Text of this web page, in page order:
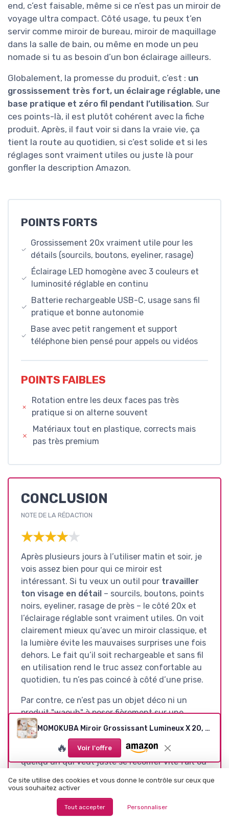
end, c’est faisable, même si ce n’est pas un miroir de
voyage ultra compact. Côté usage, tu peux t’en
servir comme miroir de bureau, miroir de maquillage
dans la salle de bain, ou même en mode un peu
nomade si tu as besoin d’un bon éclairage ailleurs.
Globalement, la promesse du produit, c’est : un
grossissement très fort, un éclairage réglable, une
base pratique et zéro fil pendant l’utilisation. Sur
ces points-là, il est plutôt cohérent avec la fiche
produit. Après, il faut voir si dans la vraie vie, ça
tient la route au quotidien, si c’est solide et si les
réglages sont vraiment utiles ou juste là pour
gonfler la description Amazon.
POINTS FORTS
Grossissement 20x vraiment utile pour les
détails (sourcils, boutons, eyeliner, rasage)
Éclairage LED homogène avec 3 couleurs et
luminosité réglable en continu
Batterie rechargeable USB-C, usage sans fil
pratique et bonne autonomie
Base avec petit rangement et support
téléphone bien pensé pour appels ou vidéos
POINTS FAIBLES
Rotation entre les deux faces pas très
pratique si on alterne souvent
Matériaux tout en plastique, corrects mais
pas très premium
CONCLUSION
NOTE DE LA RÉDACTION
★★★★★
★★★★★
Après plusieurs jours à l’utiliser matin et soir, je
vois assez bien pour qui ce miroir est
intéressant. Si tu veux un outil pour travailler
ton visage en détail – sourcils, boutons, points
noirs, eyeliner, rasage de près – le côté 20x et
l’éclairage réglable sont vraiment utiles. On voit
clairement mieux qu’avec un miroir classique, et
la lumière évite les mauvaises surprises une fois
dehors. Le fait qu’il soit rechargeable et sans fil
en utilisation rend le truc assez confortable au
quotidien, tu n’es pas coincé à côté d’une prise.
Par contre, ce n’est pas un objet déco ni un
produit "waouh" à poser fièrement sur une
coiffeuse de magazine. C’est du plastique
correct, un design simple, une rotation un peu
perfectible pour passer d’un côté à l’autre. Pour
quelqu’un qui veut juste se recoiffer vite fait ou
probablement trop, tu peux trouver plus simple
et moins cher. Là, on est vraiment sur un miroir-
outil, qui sert à voir les détails et à bosser
MOMOKUBA Miroir Grossissant Lumineux X 20, Miroir Grossissant sur Pied 8", miroirs Maquillage Lumineux sur Pied Double Face 3 Couleurs 64 LED, Rechargeable Rotation 360° Blanc - 20x - Bureau
🔥 Voir l'offre
Ce site utilise des cookies et vous donne le contrôle sur ceux que
vous souhaitez activer
Tout accepter Personnaliser